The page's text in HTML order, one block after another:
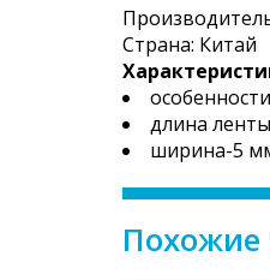
Страна: Китай
длина
ширина-5
Похожие